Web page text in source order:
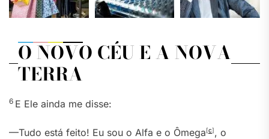
O NOVO CÉU E A NOVA
TERRA
6 E Ele ainda me disse:
—Tudo está feito! Eu sou o Alfa e o Ômega[c], o